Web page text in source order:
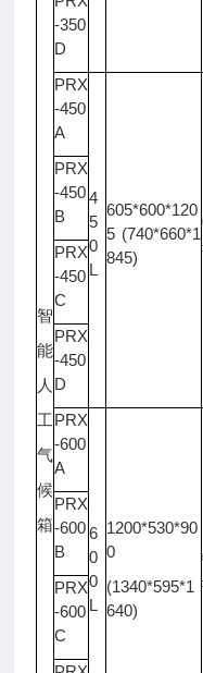
智
能
人
工
气
候
箱
-350
D
PRX
-450
A
4
5
0
L
605*600*120
5 (740*660*1
845)
PRX
-450
B
PRX
-450
C
PRX
-450
D
PRX
-600
A
6
0
0
L
1200*530*90
0
(1340*595*1
640)
PRX
-600
B
PRX
-600
C